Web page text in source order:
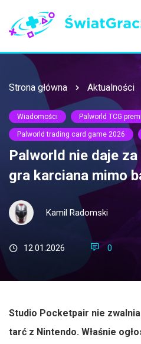
Strona główna Aktualności
Wiadomości Palworld TCG
Palworld trading card game 2026
Palworld nie daje
gra karciana mimo
Kamil Radomski
12.01.2026 0
Studio Pocketpair nie
tarć z Nintendo. Właśnie